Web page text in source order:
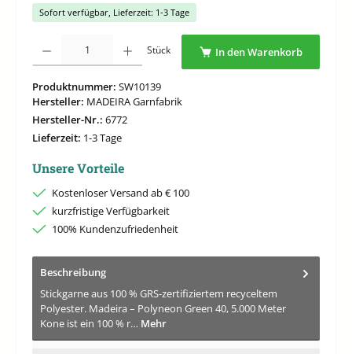
Sofort verfügbar, Lieferzeit: 1-3 Tage
Produkt Anzahl: Gib den gewünschten Wert ein oder benutze die Schaltflächen um
Stück In den Warenkorb
Produktnummer: SW10139
Hersteller: MADEIRA Garnfabrik
Hersteller-Nr.: 6772
Lieferzeit: 1-3 Tage
Unsere Vorteile
Kostenloser Versand ab € 100
kurzfristige Verfügbarkeit
100% Kundenzufriedenheit
Beschreibung
Stickgarne aus 100 % GRS-zertifiziertem recyceltem
Polyester. Madeira – Polyneon Green 40, 5.000 Meter
Kone ist ein 100 % r… Mehr